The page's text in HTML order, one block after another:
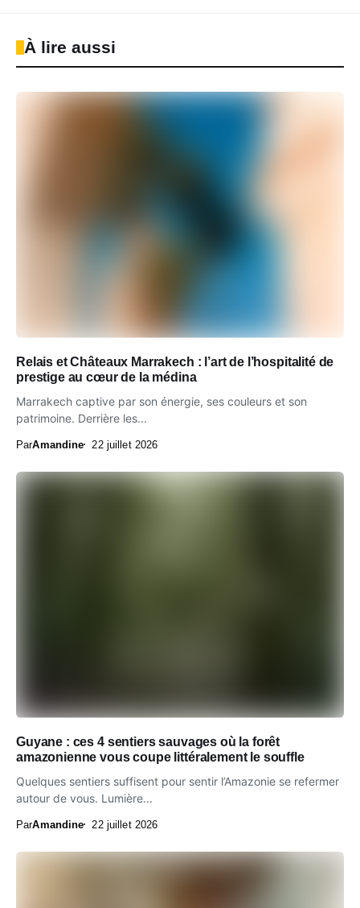
À lire aussi
Relais et Châteaux Marrakech : l’art de l’hospitalité de
prestige au cœur de la médina
Marrakech captive par son énergie, ses couleurs et son
patrimoine. Derrière les...
ParAmandine 22 juillet 2026
Guyane : ces 4 sentiers sauvages où la forêt
amazonienne vous coupe littéralement le souffle
Quelques sentiers suffisent pour sentir l’Amazonie se refermer
autour de vous. Lumière...
ParAmandine 22 juillet 2026